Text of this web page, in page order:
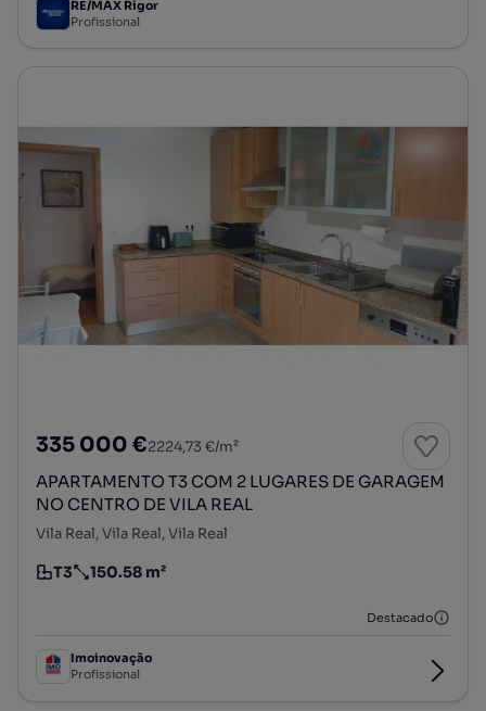
RE/MAX Rigor
Profissional
335 000 €2224,73 €/m²
APARTAMENTO T3 COM 2 LUGARES DE GARAGEM
NO CENTRO DE VILA REAL
Vila Real, Vila Real, Vila Real
Tipologia
T3
Preço por metro quadrado
150.58 m²
Destacado
Imoinovação
Profissional